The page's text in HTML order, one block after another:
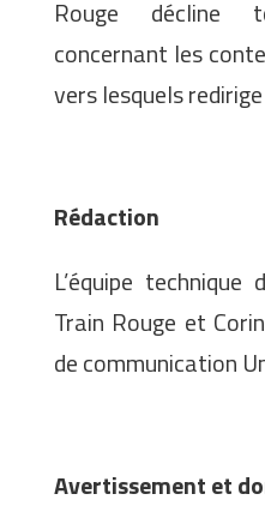
Rouge décline
concernant les
vers lesquels
Rédaction
L’équipe
Train Rouge et
de communication
Avertissement et